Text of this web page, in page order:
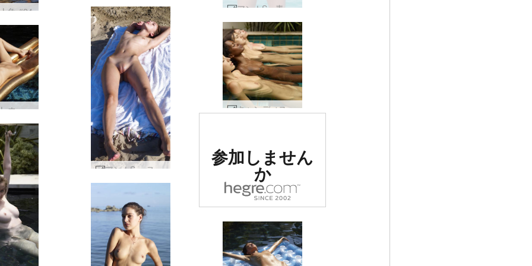
アンナS 青い湖 #15
魚 #24
アンナS ヌードインシッチェス #59
キャンディス、エンジェリー、キキ、バレリー プールパーティー #47
ダリナ L ウェット ドリーム #43
1の評価を受け
たエロサイト
参加しません
か